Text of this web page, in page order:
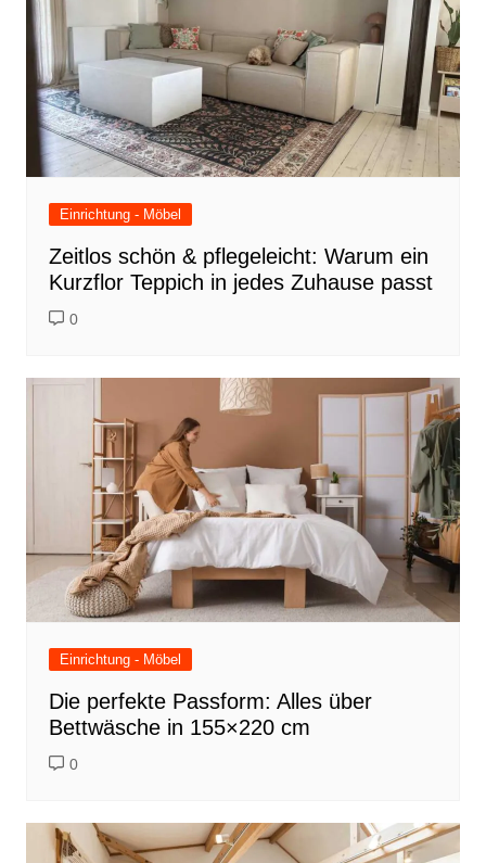
Einrichtung - Möbel
Zeitlos schön & pflegeleicht: Warum ein
Kurzflor Teppich in jedes Zuhause passt
0
Einrichtung - Möbel
Die perfekte Passform: Alles über
Bettwäsche in 155×220 cm
0